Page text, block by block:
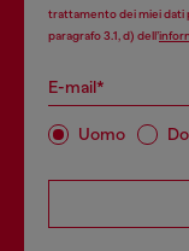
trattamento dei miei dati
paragrafo 3.1, d) dell’
E-mail*
Uomo